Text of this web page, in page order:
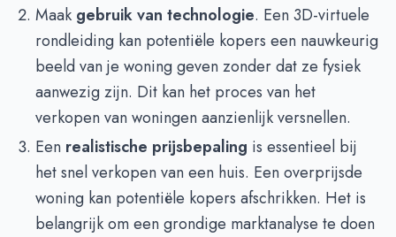
Maak gebruik van technologie. Een 3D-virtuele
rondleiding kan potentiële kopers een nauwkeurig
beeld van je woning geven zonder dat ze fysiek
aanwezig zijn. Dit kan het proces van het
verkopen van woningen aanzienlijk versnellen.
Een realistische prijsbepaling is essentieel bij
het snel verkopen van een huis. Een overprijsde
woning kan potentiële kopers afschrikken. Het is
belangrijk om een grondige marktanalyse te doen